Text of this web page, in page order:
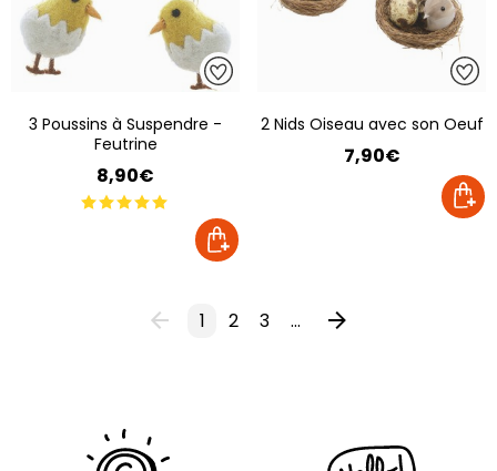
3 Poussins à Suspendre -
Feutrine
8,90€
2 Nids Oiseau avec son Oeuf
7,90€
1 2 3 ...